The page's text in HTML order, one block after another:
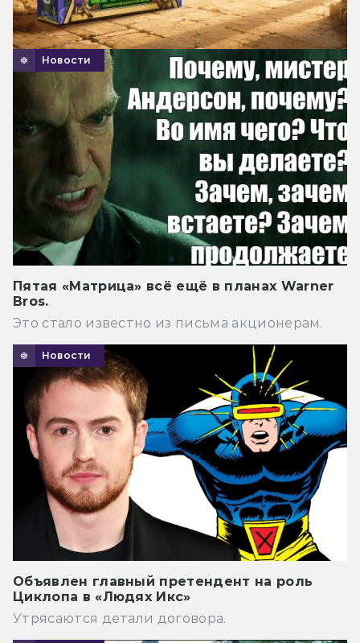
Новости
Пятая «Матрица» всё ещё в планах Warner
Bros.
Это стало известно из письма акционерам.
Новости
Объявлен главный претендент на роль
Циклопа в «Людях Икс»
Утрясаются детали договора.